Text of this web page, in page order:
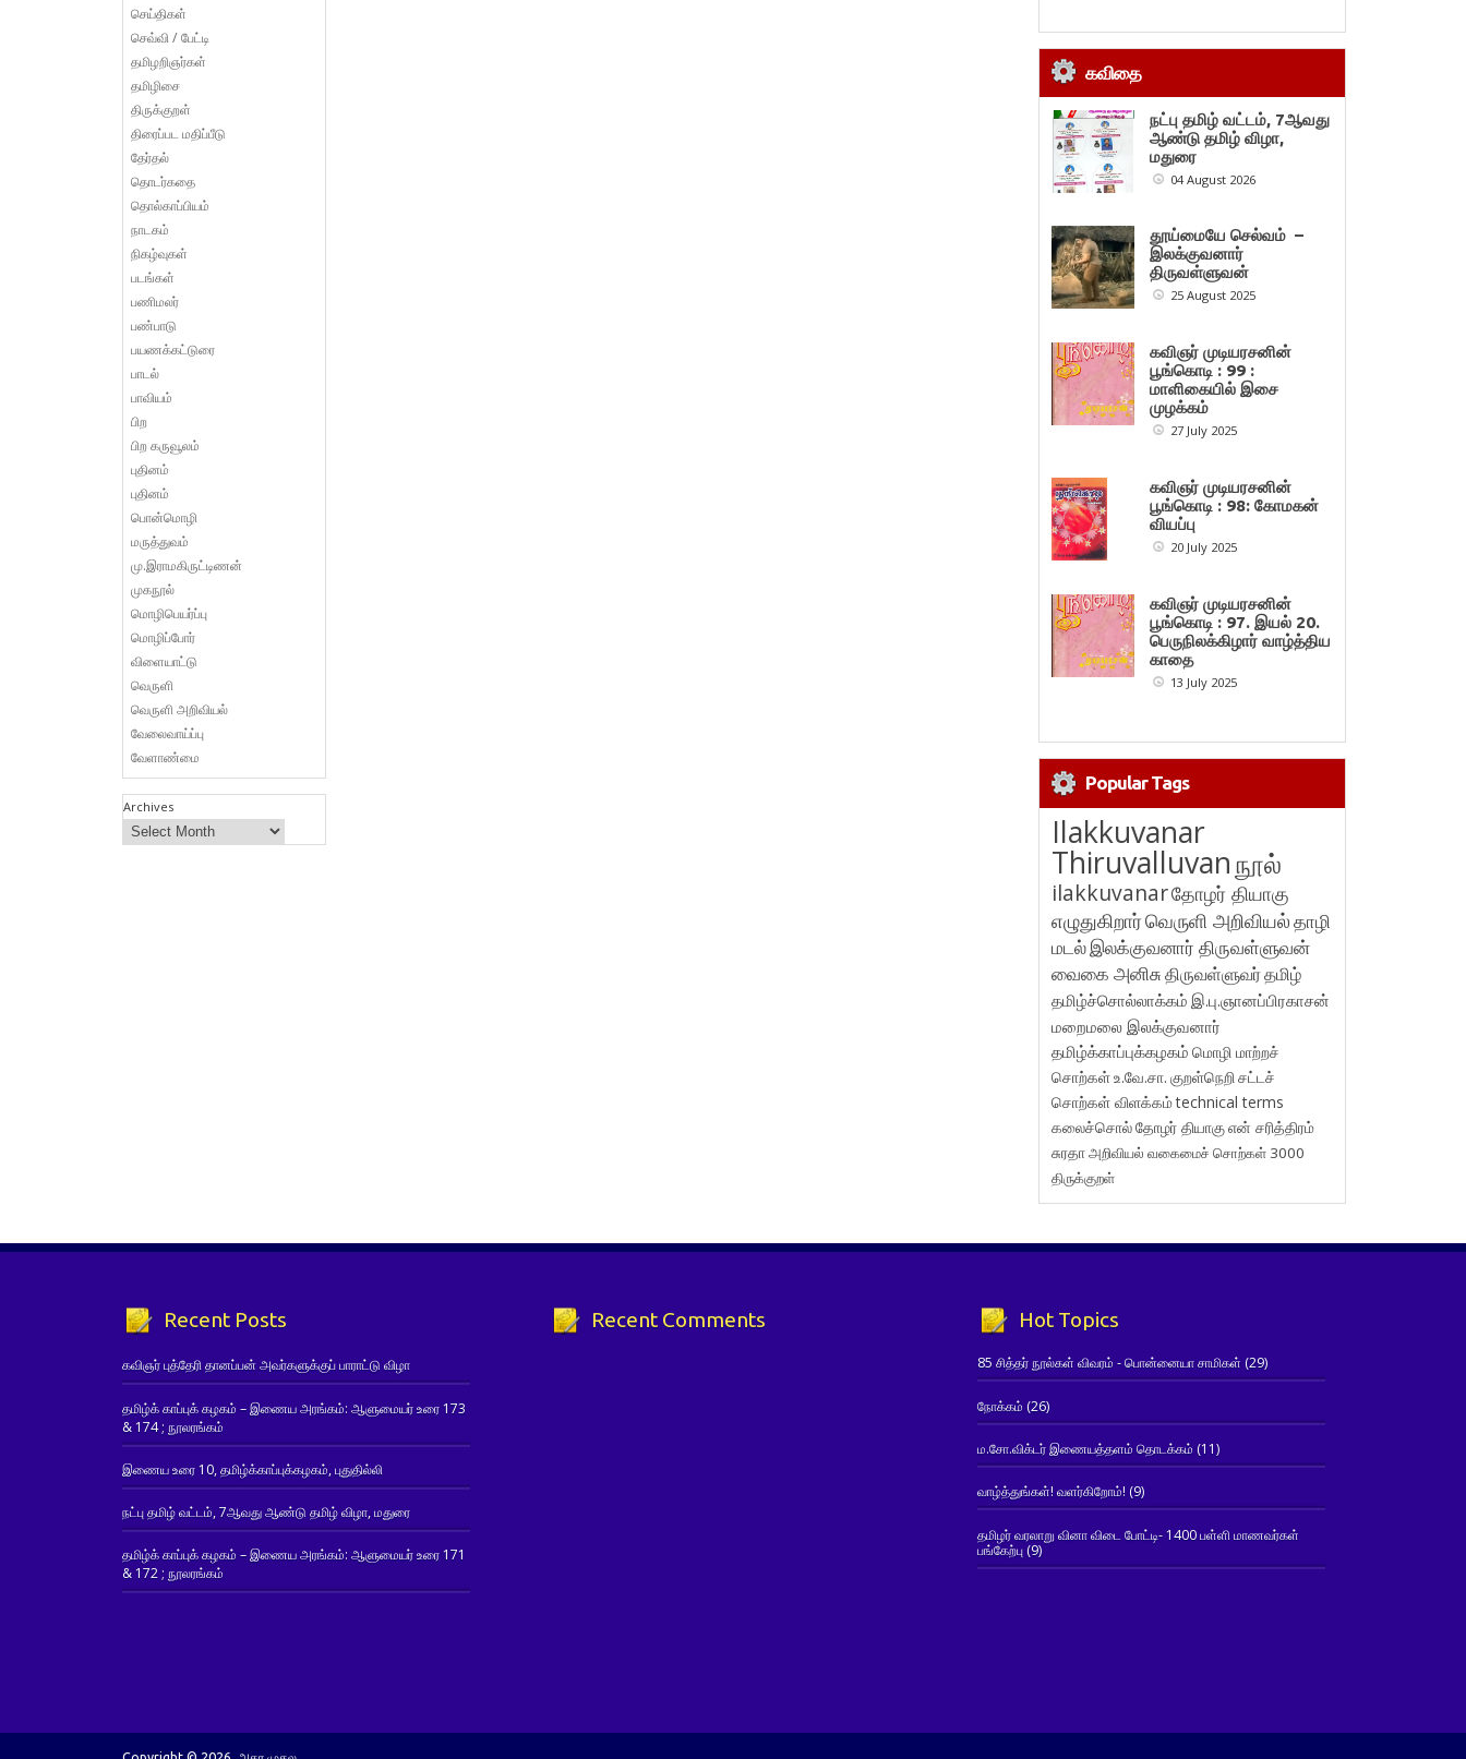
செய்திகள்
செவ்வி / பேட்டி
தமிழறிஞர்கள்
தமிழிசை
திருக்குறள்
திரைப்பட மதிப்பீடு
தேர்தல்
தொடர்கதை
தொல்காப்பியம்
நாடகம்
நிகழ்வுகள்
படங்கள்
பணிமலர்
பண்பாடு
பயணக்கட்டுரை
பாடல்
பாவியம்
பிற
பிற கருவூலம்
புதினம்
புதினம்
பொன்மொழி
மருத்துவம்
மு.இராமகிருட்டிணன்
முகநூல்
மொழிபெயர்ப்பு
மொழிப்போர்
விளையாட்டு
வெருளி
வெருளி அறிவியல்
வேலைவாய்ப்பு
வேளாண்மை
Archives
கவிதை
நட்பு தமிழ் வட்டம், 7ஆவது
ஆண்டு தமிழ் விழா,
மதுரை
04 August 2026
தூய்மையே செல்வம் –
இலக்குவனார்
திருவள்ளுவன்
25 August 2025
கவிஞர் முடியரசனின்
பூங்கொடி : 99 :
மாளிகையில் இசை
முழக்கம்
27 July 2025
கவிஞர் முடியரசனின்
பூங்கொடி : 98: கோமகன்
வியப்பு
20 July 2025
கவிஞர் முடியரசனின்
பூங்கொடி : 97. இயல் 20.
பெருநிலக்கிழார் வாழ்த்திய
காதை
13 July 2025
Popular Tags
Ilakkuvanar
Thiruvalluvanநூல்
ilakkuvanarதோழர் தியாகு
எழுதுகிறார்வெருளி அறிவியல்தாழி
மடல்இலக்குவனார் திருவள்ளுவன்
வைகை அனிசுதிருவள்ளுவர்தமிழ்
தமிழ்ச்சொல்லாக்கம் இ.பு.ஞானப்பிரகாசன்
மறைமலை இலக்குவனார்
தமிழ்க்காப்புக்கழகம் மொழி மாற்றச்
சொற்கள்உ.வே.சா. குறள்நெறி சட்டச்
சொற்கள் விளக்கம்technical terms
கலைச்சொல்தோழர் தியாகுஎன் சரித்திரம்
சுரதாஅறிவியல் வகைமைச் சொற்கள் 3000
திருக்குறள்
Recent Posts
கவிஞர் புத்தேரி தானப்பன் அவர்களுக்குப் பாராட்டு விழா
தமிழ்க் காப்புக் கழகம் – இணைய அரங்கம்: ஆளுமையர் உரை 173
& 174 ; நூலரங்கம்
இணைய உரை 10, தமிழ்க்காப்புக்கழகம், புதுதில்லி
நட்பு தமிழ் வட்டம், 7ஆவது ஆண்டு தமிழ் விழா, மதுரை
தமிழ்க் காப்புக் கழகம் – இணைய அரங்கம்: ஆளுமையர் உரை 171
& 172 ; நூலரங்கம்
Recent Comments Hot Topics
85 சித்தர் நூல்கள் விவரம் - பொன்னையா சாமிகள் (29)
நோக்கம் (26)
ம.சோ.விக்டர் இணையத்தளம் தொடக்கம் (11)
வாழ்த்துங்கள்! வளர்கிறோம்! (9)
தமிழர் வரலாறு வினா விடை போட்டி- 1400 பள்ளி மாணவர்கள்
பங்கேற்பு(9)